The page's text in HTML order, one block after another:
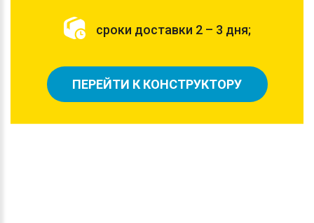
сроки доставки 2 – 3 дня;
ПЕРЕЙТИ К КОНСТРУКТОРУ